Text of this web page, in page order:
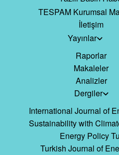
TESPAM Kurumsal
İletişim
Yayınlar
Raporlar
Makaleler
Analizler
Dergiler
International Journal of
Sustainability with
Energy Policy
Turkish Journal of